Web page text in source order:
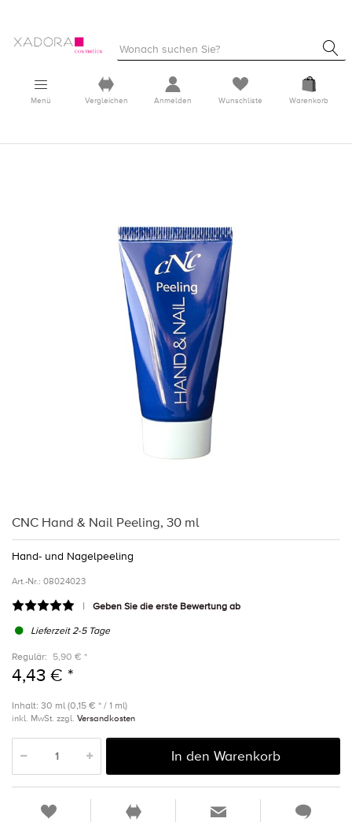
Menü Vergleichen Anmelden Wunschliste Warenkorb
CNC Hand & Nail Peeling, 30 ml
Hand- und Nagelpeeling
Art.-Nr.: 08024023
Geben Sie die erste Bewertung ab
Lieferzeit 2-5 Tage
Regulär: 5,90 € *
4,43 € *
Inhalt: 30 ml (0,15 € * / 1 ml)
inkl. MwSt. zzgl. Versandkosten
In den Warenkorb